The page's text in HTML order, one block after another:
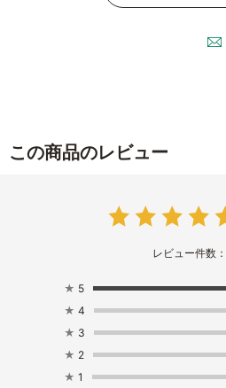
この商品のレビュー
レビュー件数：
★ 5
★ 4
★ 3
★ 2
★ 1